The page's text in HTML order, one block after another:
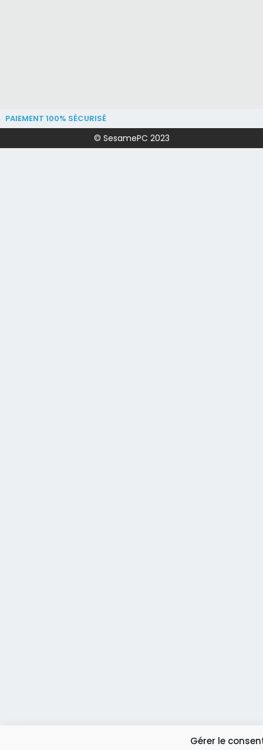
Gérer le
PAIEMENT 100% SÉCURISÉ
© SesamePC 2023